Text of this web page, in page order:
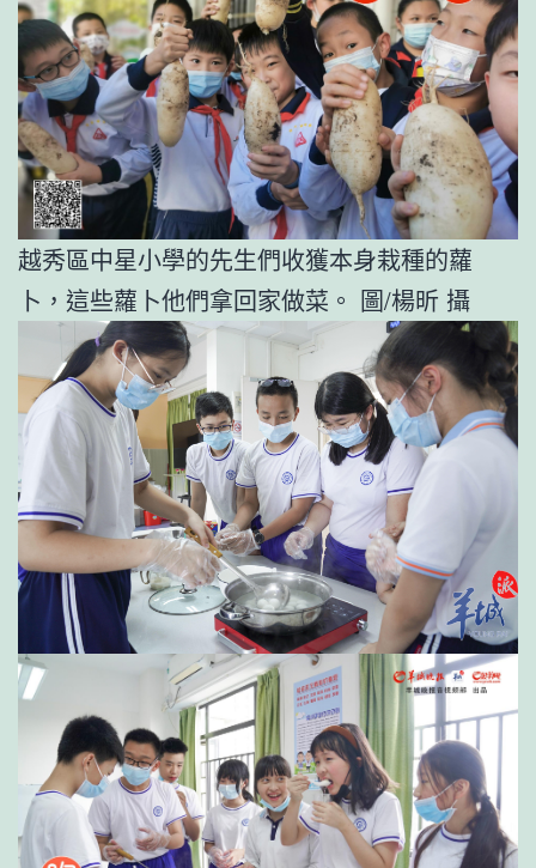
越秀區中星小學的先生們收獲本身栽種的蘿
卜，這些蘿卜他們拿回家做菜。 圖/楊昕 攝